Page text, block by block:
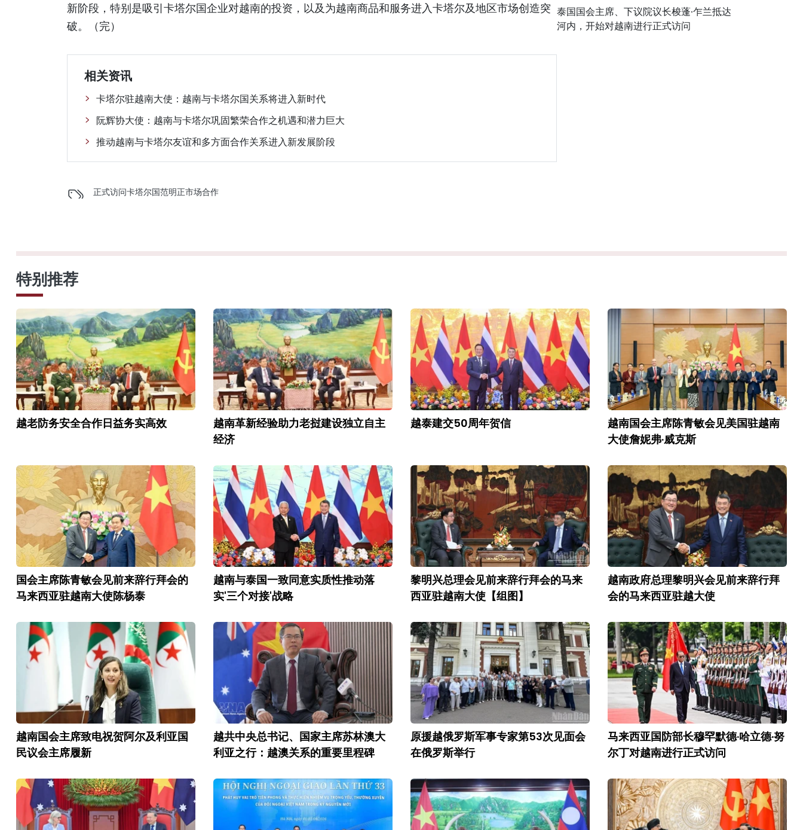
新阶段，特别是吸引卡塔尔国企业对越南的投资，以及为越南商品和服务进入卡塔尔及地区市场创造突
破。（完）
相关资讯
卡塔尔驻越南大使：越南与卡塔尔国关系将进入新时代
阮辉协大使：越南与卡塔尔巩固繁荣合作之机遇和潜力巨大
推动越南与卡塔尔友谊和多方面合作关系进入新发展阶段
正式访问卡塔尔国范明正市场合作
泰国国会主席、下议院议长梭蓬·乍兰抵达
河内，开始对越南进行正式访问
特别推荐
越老防务安全合作日益务实高效
越南革新经验助力老挝建设独立自主
经济
越泰建交50周年贺信
越南国会主席陈青敏会见美国驻越南
大使詹妮弗·威克斯
国会主席陈青敏会见前来辞行拜会的
马来西亚驻越南大使陈杨泰
越南与泰国一致同意实质性推动落
实'三个对接'战略
黎明兴总理会见前来辞行拜会的马来
西亚驻越南大使【组图】
越南政府总理黎明兴会见前来辞行拜
会的马来西亚驻越大使
越南国会主席致电祝贺阿尔及利亚国
民议会主席履新
越共中央总书记、国家主席苏林澳大
利亚之行：越澳关系的重要里程碑
原援越俄罗斯军事专家第53次见面会
在俄罗斯举行
马来西亚国防部长穆罕默德·哈立德·努
尔丁对越南进行正式访问